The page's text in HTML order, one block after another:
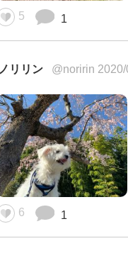
5 1
ノリリン @noririn 2020/
6 1